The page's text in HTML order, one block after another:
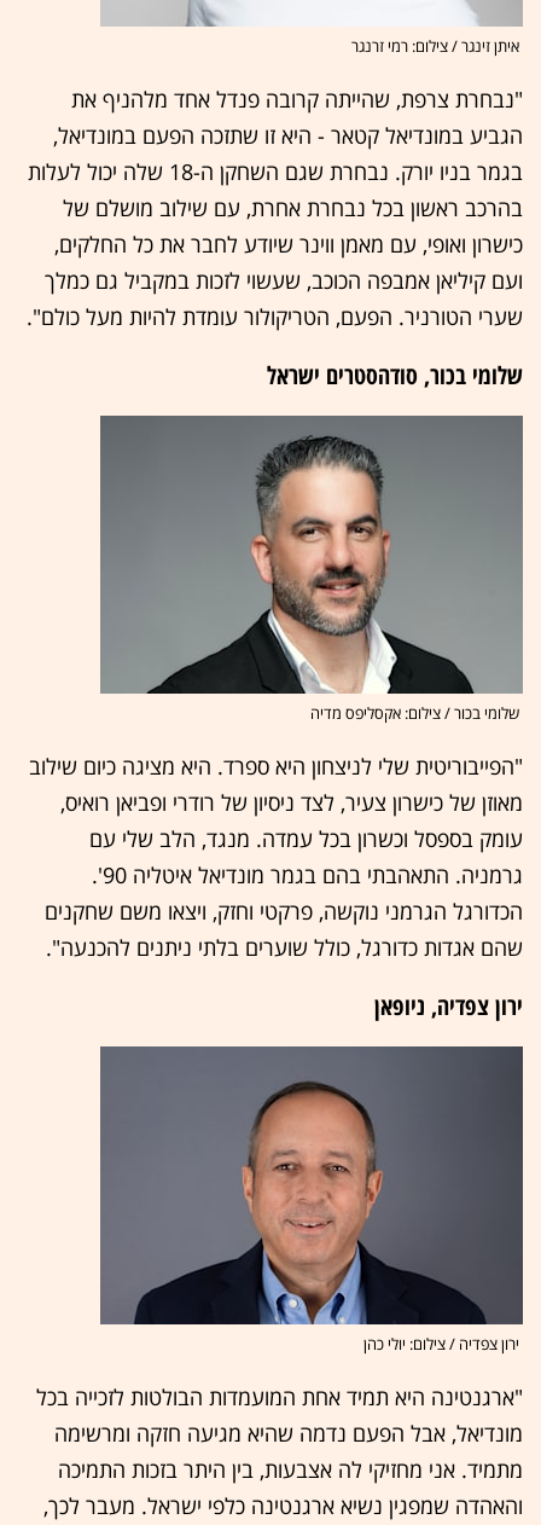
איתן זינגר / צילום: רמי זרנגר
"נבחרת צרפת, שהייתה קרובה פנדל אחד מלהניף את
הגביע במונדיאל קטאר - היא זו שתזכה הפעם במונדיאל,
בגמר בניו יורק. נבחרת שגם השחקן ה-18 שלה יכול לעלות
בהרכב ראשון בכל נבחרת אחרת, עם שילוב מושלם של
כישרון ואופי, עם מאמן ווינר שיודע לחבר את כל החלקים,
ועם קיליאן אמבפה הכוכב, שעשוי לזכות במקביל גם כמלך
שערי הטורניר. הפעם, הטריקולור עומדת להיות מעל כולם".
שלומי בכור, סודהסטרים ישראל
שלומי בכור / צילום: אקסליפס מדיה
"הפייבוריטית שלי לניצחון היא ספרד. היא מציגה כיום שילוב
מאוזן של כישרון צעיר, לצד ניסיון של רודרי ופביאן רואיס,
עומק בספסל וכשרון בכל עמדה. מנגד, הלב שלי עם
גרמניה. התאהבתי בהם בגמר מונדיאל איטליה 90'.
הכדורגל הגרמני נוקשה, פרקטי וחזק, ויצאו משם שחקנים
שהם אגדות כדורגל, כולל שוערים בלתי ניתנים להכנעה".
ירון צפדיה, ניופאן
ירון צפדיה / צילום: יולי כהן
"ארגנטינה היא תמיד אחת המועמדות הבולטות לזכייה בכל
מונדיאל, אבל הפעם נדמה שהיא מגיעה חזקה ומרשימה
מתמיד. אני מחזיקי לה אצבעות, בין היתר בזכות התמיכה
והאהדה שמפגין נשיא ארגנטינה כלפי ישראל. מעבר לכך,